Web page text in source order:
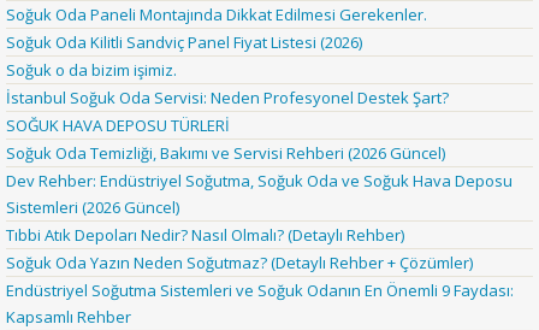
Soğuk Oda Paneli Montajında Dikkat Edilmesi Gerekenler.
Soğuk Oda Kilitli Sandviç Panel Fiyat Listesi (2026)
Soğuk o da bizim işimiz.
İstanbul Soğuk Oda Servisi: Neden Profesyonel Destek Şart?
SOĞUK HAVA DEPOSU TÜRLERİ
Soğuk Oda Temizliği, Bakımı ve Servisi Rehberi (2026 Güncel)
Dev Rehber: Endüstriyel Soğutma, Soğuk Oda ve Soğuk Hava Deposu
Sistemleri (2026 Güncel)
Tıbbi Atık Depoları Nedir? Nasıl Olmalı? (Detaylı Rehber)
Soğuk Oda Yazın Neden Soğutmaz? (Detaylı Rehber + Çözümler)
Endüstriyel Soğutma Sistemleri ve Soğuk Odanın En Önemli 9 Faydası:
Kapsamlı Rehber